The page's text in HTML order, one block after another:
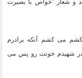
و شعار "خواص با بصیرت
می کشم آنکه برادرم
شهیدم خونت رو پس می